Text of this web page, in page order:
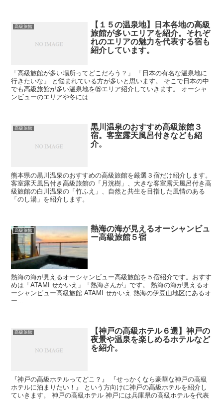
高級旅館
【１５の温泉地】日本各地の高級
旅館が多いエリアを紹介。それぞ
れのエリアの魅力を代表する宿も
紹介しています。
「高級旅館が多い場所ってどこだろう？」 「日本の有名な温泉地に
行きたいな」 と悩まれている方が多いと思います。 そこで日本の中
でも高級旅館が多い温泉地を⑮エリア紹介していきます。 オーシャ
ンビューのエリアや冬には...
高級旅館
黒川温泉のおすすめ高級旅館３
宿。客室露天風呂付きなども紹
介。
熊本県の黒川温泉のおすすめの高級旅館を厳選３宿だけ紹介します。
客室露天風呂付き高級旅館の「月洸樹」、大きな客室露天風呂付き高
級旅館の白川温泉の「竹ふえ」、自然と共生を目指した風情のある
「のし湯」を紹介します。
高級旅館
熱海の海が見えるオーシャンビュ
ー高級旅館５宿
熱海の海が見えるオーシャンビュー高級旅館を５宿紹介です。おすす
めは「ATAMI せかいえ」「熱海さんが」です。 熱海の海が見えるオ
ーシャンビュー高級旅館 ATAMI せかいえ 熱海の伊豆山地区にあるオ
ー...
高級旅館
【神戸の高級ホテル６選】神戸の
夜景や温泉を楽しめるホテルなど
を紹介。
『神戸の高級ホテルってどこ？』 『せっかくなら豪華な神戸の高級
ホテルに泊まりたい！』 という方向けに神戸の高級ホテルを紹介し
ていきます。 神戸の高級ホテル 神戸には兵庫県の高級ホテルを代表